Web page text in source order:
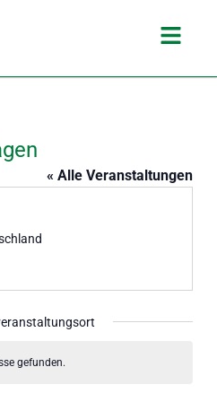
Main
« Alle Veranstaltungen
gefunden.